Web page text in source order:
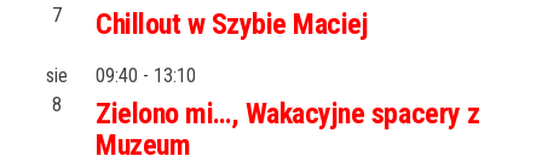
7
Chillout w Szybie Maciej
sie
8
09:40 - 13:10
Zielono mi…, Wakacyjne spacery z
Muzeum